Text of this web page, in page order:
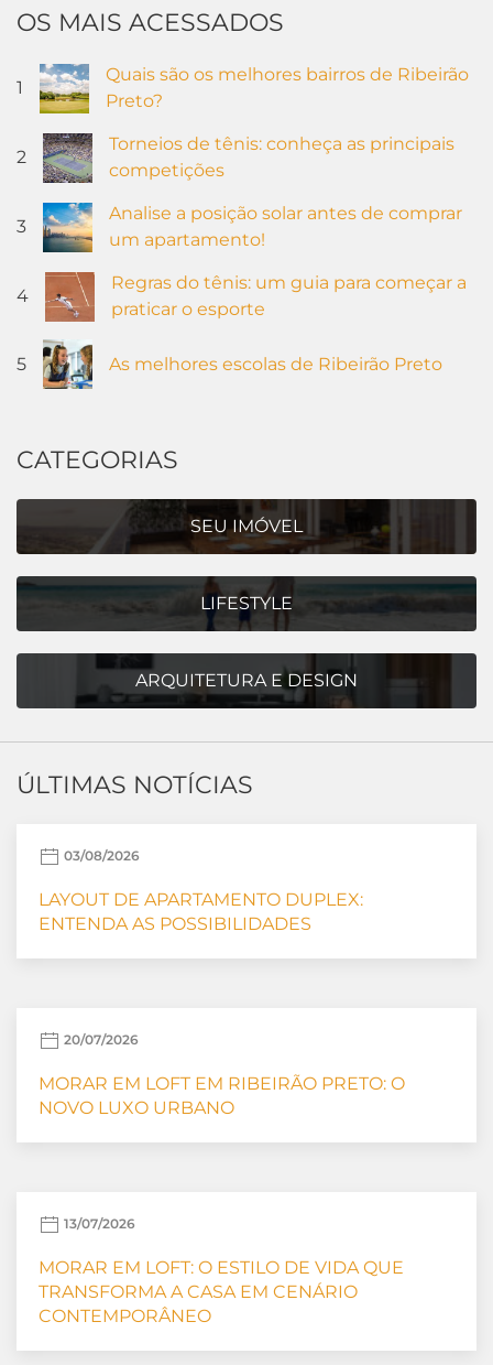
OS MAIS ACESSADOS
1
Quais são os melhores bairros de Ribeirão
Preto?
2
Torneios de tênis: conheça as principais
competições
3
Analise a posição solar antes de comprar
um apartamento!
4
Regras do tênis: um guia para começar a
praticar o esporte
5 As melhores escolas de Ribeirão Preto
CATEGORIAS
SEU IMÓVEL
LIFESTYLE
ARQUITETURA E DESIGN
ÚLTIMAS NOTÍCIAS
03/08/2026
LAYOUT DE APARTAMENTO DUPLEX:
ENTENDA AS POSSIBILIDADES
20/07/2026
MORAR EM LOFT EM RIBEIRÃO PRETO: O
NOVO LUXO URBANO
13/07/2026
MORAR EM LOFT: O ESTILO DE VIDA QUE
TRANSFORMA A CASA EM CENÁRIO
CONTEMPORÂNEO